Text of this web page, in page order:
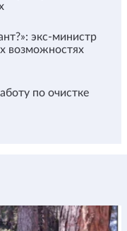
экс-министр
возможностях
по очистке